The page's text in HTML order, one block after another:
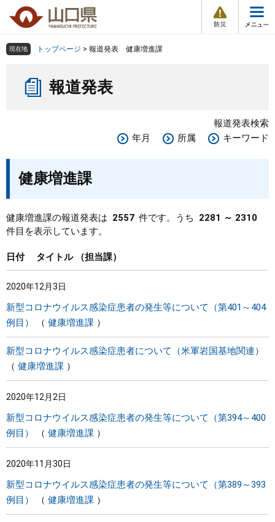
の
ー
メ
組織で探す
Other Languages
くらし・環境
教育・文化・スポーツ
しごと・産業・観光
県政情報
現在地 トップページ > 報道発表 健康増進課
報道発表
報道発表検索
年月
所属 キーワード
健康増進課
健康増進課の報道発表は 2557 件です。うち
2281 ～ 2310
件目を表示しています。
日付 タイトル 担当課
2020年12月3日
新型コロナウイルス感染症患者の発生等について（第401～404
例目）
健康増進課
新型コロナウイルス感染症患者について（米軍岩国基地関連）
健康増進課
2020年12月2日
新型コロナウイルス感染症患者の発生等について（第394～400
例目）
健康増進課
2020年11月30日
新型コロナウイルス感染症患者の発生等について（第389～393
例目）
健康増進課